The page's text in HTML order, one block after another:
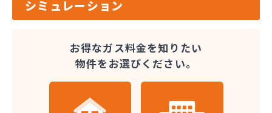
シミュレーション
お得なガス料金を知りたい
物件をお選びください。